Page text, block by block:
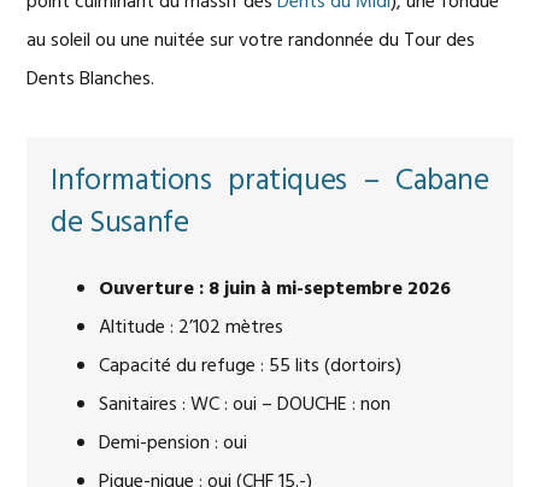
au soleil ou une nuitée sur votre randonnée du Tour des
Dents Blanches.
Informations pratiques – Cabane
de Susanfe
Ouverture : 8 juin à mi-septembre 2026
Altitude : 2’102 mètres
Capacité du refuge : 55 lits (dortoirs)
Sanitaires : WC : oui – DOUCHE : non
Demi-pension : oui